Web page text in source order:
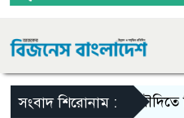
সংবাদ শিরোনাম :সৌদিতে